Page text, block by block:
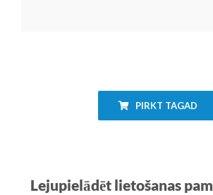
PIRKT TAGAD
Lejupielādēt lietošanas